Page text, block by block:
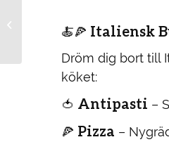
🍝🍕 Italiensk
Dröm dig bort till
köket:
🍅 Antipasti –
🍕 Pizza –
med Live Musik på
Farmlodge 🍝🍕